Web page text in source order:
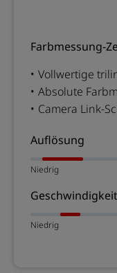
Farbmessung-
Vollwertige
Absolute
Camera Link-
Auflösung
Niedrig
Geschwindigkeit
Niedrig